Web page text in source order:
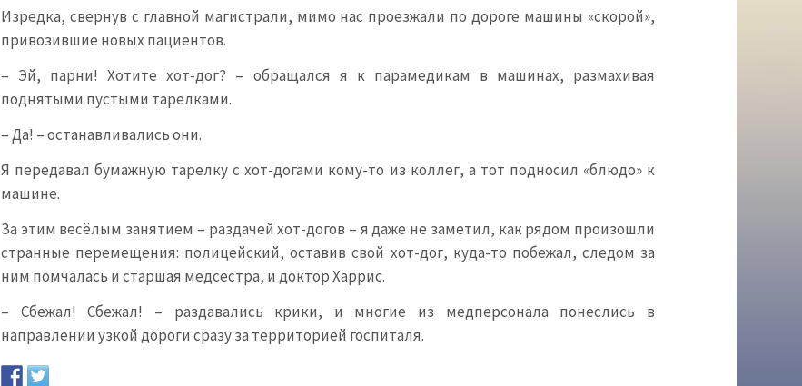
Изредка, свернув с главной магистрали, мимо нас проезжали по дороге машины «скорой»,
привозившие новых пациентов.
– Эй, парни! Хотите хот-дог? – обращался я к парамедикам в машинах, размахивая
поднятыми пустыми тарелками.
– Да! – останавливались они.
Я передавал бумажную тарелку с хот-догами кому-то из коллег, а тот подносил «блюдо» к
машине.
За этим весёлым занятием – раздачей хот-догов – я даже не заметил, как рядом произошли
странные перемещения: полицейский, оставив свой хот-дог, куда-то побежал, следом за
ним помчалась и старшая медсестра, и доктор Харрис.
– Сбежал! Сбежал! – раздавались крики, и многие из медперсонала понеслись в
направлении узкой дороги сразу за территорией госпиталя.